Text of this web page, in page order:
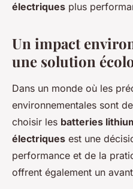
électriques plus
Un impact
une solution
Dans un monde où les
environnementales sont
choisir les batteries
électriques est une
performance et de la
offrent également un